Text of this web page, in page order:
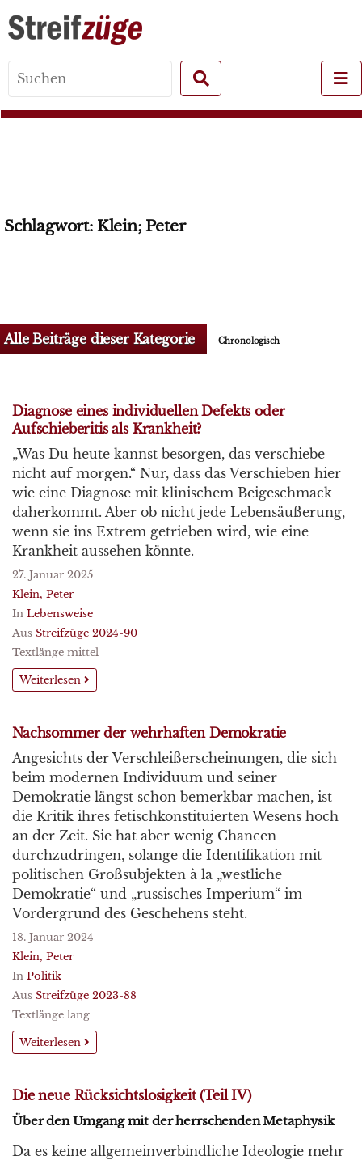
for:
Schlagwort: Klein; Peter
Alle Beiträge dieser Kategorie Chronologisch
Diagnose eines individuellen Defekts oder
Aufschieberitis als Krankheit?
„Was Du heute kannst besorgen, das verschiebe
nicht auf morgen.“ Nur, dass das Verschieben hier
wie eine Diagnose mit klinischem Beigeschmack
daherkommt. Aber ob nicht jede Lebensäußerung,
wenn sie ins Extrem getrieben wird, wie eine
Krankheit aussehen könnte.
27. Januar 2025
Klein, Peter
In Lebensweise
Aus Streifzüge 2024-90
Textlänge mittel
Weiterlesen
Nachsommer der wehrhaften Demokratie
Angesichts der Verschleißerscheinungen, die sich
beim modernen Individuum und seiner
Demokratie längst schon bemerkbar machen, ist
die Kritik ihres fetischkonstituierten Wesens hoch
an der Zeit. Sie hat aber wenig Chancen
durchzudringen, solange die Identifikation mit
politischen Großsubjekten à la „westliche
Demokratie“ und „russisches Imperium“ im
Vordergrund des Geschehens steht.
18. Januar 2024
Klein, Peter
In Politik
Aus Streifzüge 2023-88
Textlänge lang
Weiterlesen
Die neue Rücksichtslosigkeit (Teil IV)
Über den Umgang mit der herrschenden Metaphysik
Da es keine allgemeinverbindliche Ideologie mehr